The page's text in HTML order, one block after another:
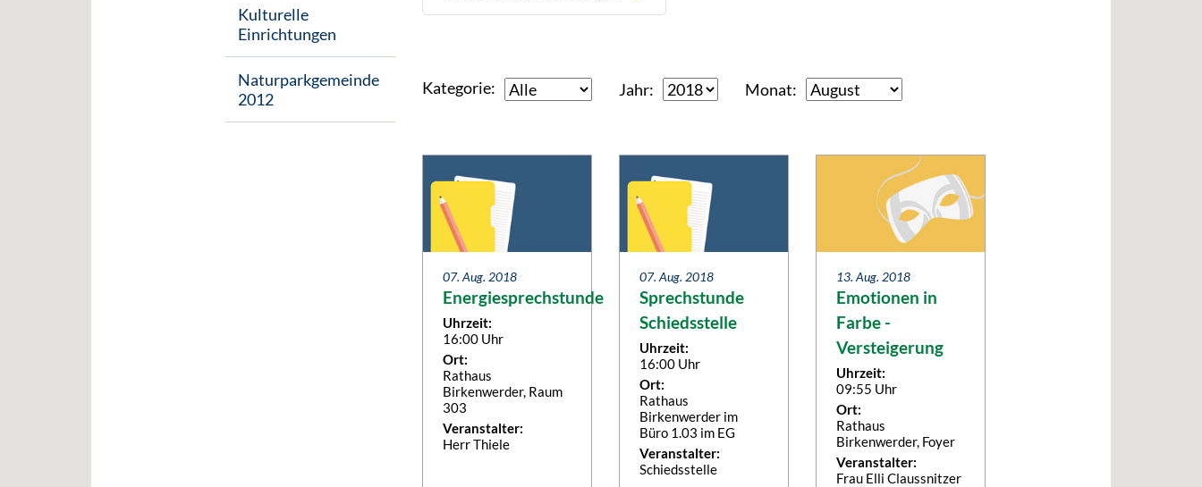
Kulturelle
Einrichtungen
Naturparkgemeinde
2012
Kategorie Jahr Monat
07. Aug. 2018
Energiesprechstunde
Uhrzeit:
16:00 Uhr
Ort:
Rathaus
Birkenwerder, Raum
303
Veranstalter:
Herr Thiele
07. Aug. 2018
Sprechstunde
Schiedsstelle
Uhrzeit:
16:00 Uhr
Ort:
Rathaus
Birkenwerder im
Büro 1.03 im EG
Veranstalter:
Schiedsstelle
13. Aug. 2018
Emotionen in
Farbe -
Versteigerung
Uhrzeit:
09:55 Uhr
Ort:
Rathaus
Birkenwerder, Foyer
Veranstalter:
Frau Elli Claussnitzer